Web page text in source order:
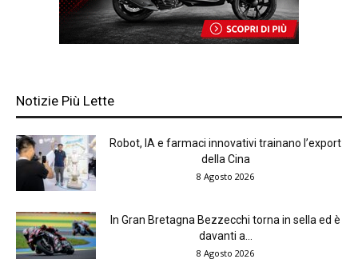
Notizie Più Lette
Robot, IA e farmaci innovativi trainano l’export
della Cina
8 Agosto 2026
In Gran Bretagna Bezzecchi torna in sella ed è
davanti a...
8 Agosto 2026